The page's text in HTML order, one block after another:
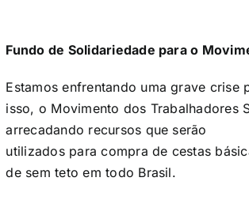
Fundo de Solidariedade para o
Estamos enfrentando uma grave
isso, o Movimento dos Trabalhadores
arrecadando recursos que serão
utilizados para compra de cestas
de sem teto em todo Brasil.